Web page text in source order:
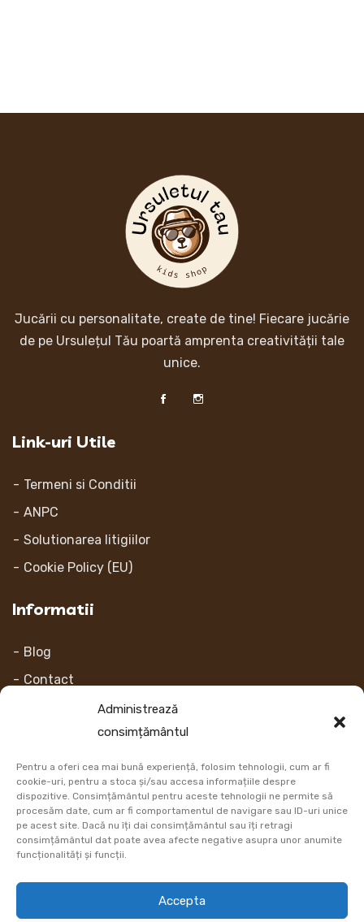
Administrează
consimțământul
Pentru a oferi cea mai bună experiență, folosim tehnologii, cum ar fi
cookie-uri, pentru a stoca și/sau accesa informațiile despre
dispozitive. Consimțământul pentru aceste tehnologii ne permite să
procesăm date, cum ar fi comportamentul de navigare sau ID-uri unice
pe acest site. Dacă nu îți dai consimțământul sau îți retragi
consimțământul dat poate avea afecte negative asupra unor anumite
funcționalități și funcții.
Accepta
Jucării cu personalitate, create de tine! Fiecare jucărie
de pe Ursulețul Tău poartă amprenta creativității tale
unice.
Link-uri Utile
Termeni si Conditii
ANPC
Solutionarea litigiilor
Cookie Policy (EU)
Informatii
Blog
Contact
Link-uri
Retur
Metoda de plata